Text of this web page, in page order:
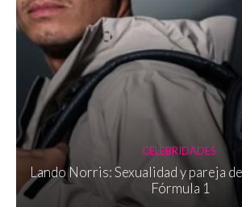
CELEBRIDADES
Lando Norris: Sexualidad y pareja
Fórmula 1